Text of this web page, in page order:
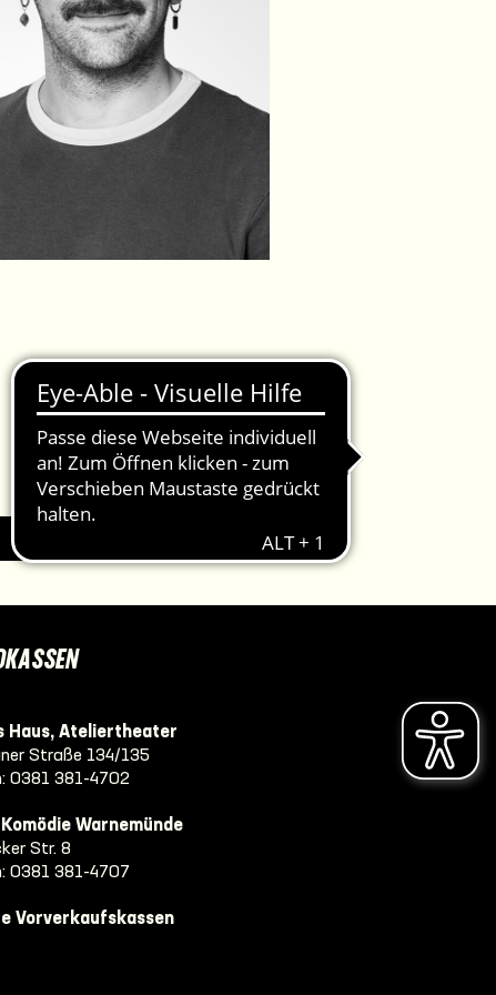
Haus, Ateliertheater
Straße 134/135
0381 381-4702
Warnemünde
Str. 8
0381 381-4707
Vorverkaufskassen